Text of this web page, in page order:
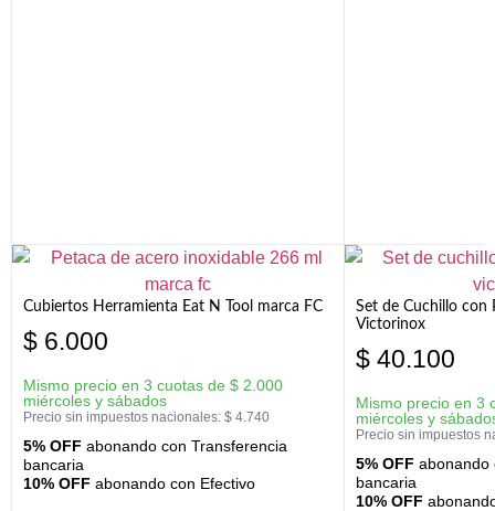
Cubiertos Herramienta Eat N Tool marca FC
$ 6.000
Mismo precio en 3 cuotas de $ 2.000
miércoles y sábados
Precio sin impuestos nacionales: $ 4.740
5% OFF abonando con Transferencia
bancaria
10% OFF abonando con Efectivo
Set de Cuchillo con
Victorinox
$ 40.100
Mismo precio en 3
miércoles y
Precio sin impuestos
5% OFF abonando
bancaria
10% OFF